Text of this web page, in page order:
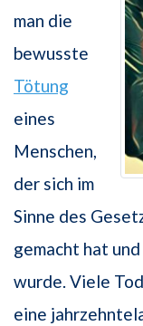
man die
bewusste
Tötung
eines
Menschen,
der sich im
Sinne des
gemacht hat
wurde. Viele
eine